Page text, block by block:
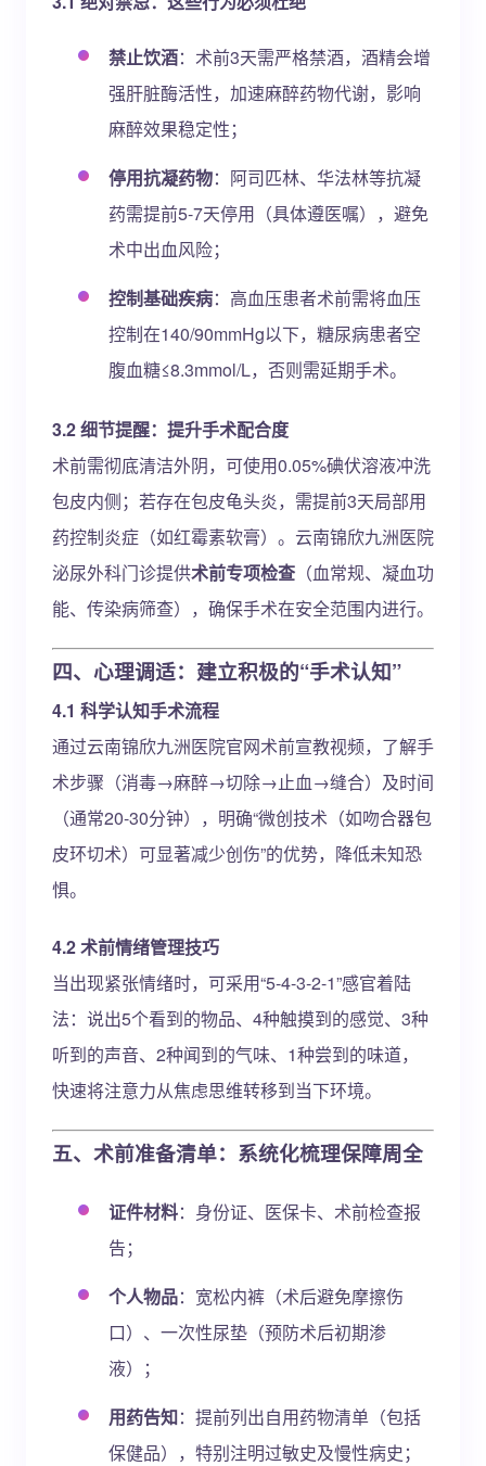
禁止饮酒：术前3天需严格禁酒，酒精会增
强肝脏酶活性，加速麻醉药物代谢，影响
麻醉效果稳定性；
停用抗凝药物：阿司匹林、华法林等抗凝
药需提前5-7天停用（具体遵医嘱），避免
术中出血风险；
控制基础疾病：高血压患者术前需将血压
控制在140/90mmHg以下，糖尿病患者空
腹血糖≤8.3mmol/L，否则需延期手术。
3.2 细节提醒：提升手术配合度
术前需彻底清洁外阴，可使用0.05%碘伏溶液冲洗
包皮内侧；若存在包皮龟头炎，需提前3天局部用
药控制炎症（如红霉素软膏）。云南锦欣九洲医院
泌尿外科门诊提供术前专项检查 （血常规、凝血功
能、传染病筛查），确保手术在安全范围内进行。
四、心理调适：建立积极的“手术认知”
4.1 科学认知手术流程
通过云南锦欣九洲医院官网术前宣教视频，了解手
术步骤（消毒→麻醉→切除→止血→缝合）及时间
（通常20-30分钟），明确“微创技术（如吻合器包
皮环切术）可显著减少创伤”的优势，降低未知恐
惧。
4.2 术前情绪管理技巧
当出现紧张情绪时，可采用“5-4-3-2-1”感官着陆
法：说出5个看到的物品、4种触摸到的感觉、3种
听到的声音、2种闻到的气味、1种尝到的味道，
快速将注意力从焦虑思维转移到当下环境。
五、术前准备清单：系统化梳理保障周全
证件材料：身份证、医保卡、术前检查报
告；
个人物品：宽松内裤（术后避免摩擦伤
口）、一次性尿垫（预防术后初期渗
液）；
用药告知：提前列出自用药物清单（包括
保健品），特别注明过敏史及慢性病史；